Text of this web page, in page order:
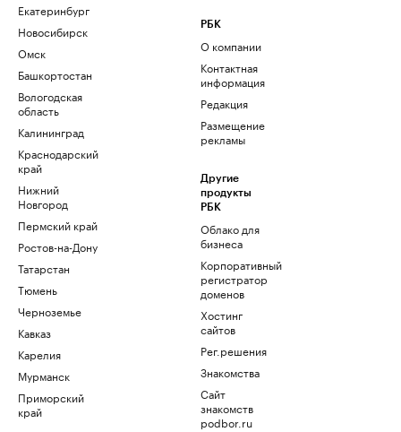
Екатеринбург
Новосибирск
Омск
Башкортостан
Вологодская
область
Калининград
Краснодарский
край
Нижний
Новгород
Пермский край
Ростов-на-Дону
Татарстан
Тюмень
Черноземье
Кавказ
Карелия
Мурманск
Приморский
край
РБК
О компании
Контактная
информация
Редакция
Размещение
рекламы
Другие
продукты
РБК
Облако для
бизнеса
Корпоративный
регистратор
доменов
Хостинг
сайтов
Рег.решения
Знакомства
Сайт
знакомств
podbor.ru